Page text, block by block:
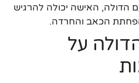
הדולה, האישה יכולה להרגיש
הכאב והחרדה.
על